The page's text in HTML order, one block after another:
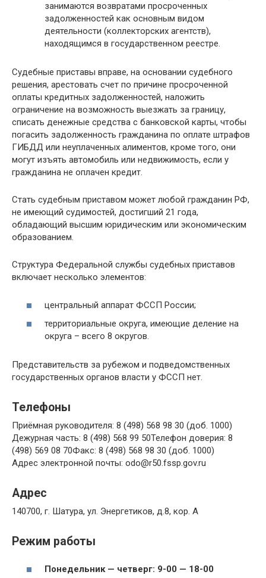
занимаются возвратами просроченных
задолженностей как основным видом
деятельности (коллекторских агентств),
находящимся в государственном реестре.
Судебные приставы вправе, на основании судебного
решения, арестовать счет по причине просроченной
оплаты кредитных задолженностей, наложить
ограничение на возможность выезжать за границу,
списать денежные средства с банковской карты, чтобы
погасить задолженность гражданина по оплате штрафов
ГИБДД или неуплаченных алиментов, кроме того, они
могут изъять автомобиль или недвижимость, если у
гражданина не оплачен кредит.
Стать судебным приставом может любой гражданин РФ,
не имеющий судимостей, достигший 21 года,
обладающий высшим юридическим или экономическим
образованием.
Структура Федеральной службы судебных приставов
включает несколько элементов:
центральный аппарат ФССП России;
территориальные округа, имеющие деление на
округа – всего 8 округов.
Представительств за рубежом и подведомственных
государственных органов власти у ФССП нет.
Телефоны
Приёмная руководителя: 8 (498) 568 98 30 (доб. 1000)
Дежурная часть: 8 (498) 568 99 50Телефон доверия: 8
(498) 569 08 70Факс: 8 (498) 568 98 30 (доб. 1000)
Адрес электронной почты: odo@r50.fssp.gov.ru
Адрес
140700, г. Шатура, ул. Энергетиков, д.8, кор. А
Режим работы
Понедельник — четверг: 9-00 — 18-00